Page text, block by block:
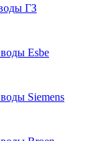
ГЗ
Esbe
Siemens